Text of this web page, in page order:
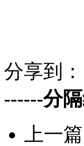
分享到：
------分
上一篇